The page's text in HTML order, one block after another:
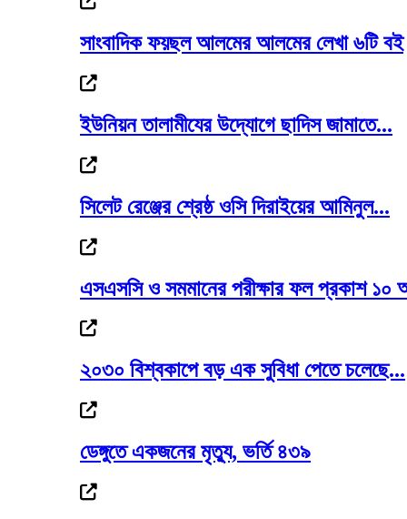
বাণিজ্যমন্ত্রীর সঙ্গে অস্ট্রেলিয়ার...
রোমে লেবানন-ইসরাইল সপ্তম দফার চূড়ান্ত
আবারও লন্ডন যাচ্ছেন ইলিয়াস: রোজিনা
সাংবাদিক ফয়ছল আলমের আলমের লেখা ৬টি বই
ইউনিয়ন তালামীযের উদ্যোগে ছাদিস জামাতে...
সিলেট রেঞ্জের শ্রেষ্ঠ ওসি দিরাইয়ের আমিনুল...
এসএসসি ও সমমানের পরীক্ষার ফল প্রকাশ ১০
২০৩০ বিশ্বকাপে বড় এক সুবিধা পেতে চলেছে...
ডেঙ্গুতে একজনের মৃত্যু, ভর্তি ৪৩৯